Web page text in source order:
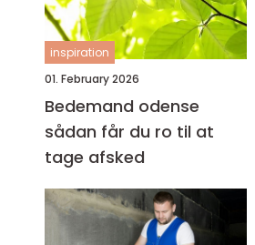
inspiration
01. February 2026
Bedemand odense
sådan får du ro til at
tage afsked